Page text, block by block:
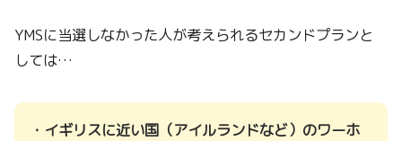
YMSに当選しなかった人が考えられるセカンドプランと
しては…
・イギリスに近い国（アイルランドなど）のワーホ